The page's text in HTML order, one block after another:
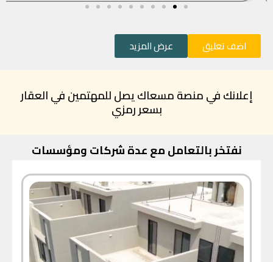
اضف تعليق عرض المزيد
إعلانك في منصة مسعاك يصل للمهتمين في العقار
بسعر رمزي
نفتخر بالتعامل مع عدة شركات ومؤسسات